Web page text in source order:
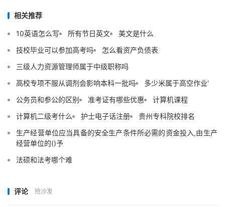
相关推荐
10英语怎么写 所有节日英文
美文是什么
技校毕业可以参加高考吗
怎么看资产负债表
三级人力资源管理师属于中级职称吗
高校专项不服从调剂会影响本科一批吗
多少米属于高空作业‘
公务员和参公的区别
准考证有哪些优惠
计算机课程
计算机二级考什么
护士电子话注册
贵州专科院校排名
生产经营单位应当具备的安全生产条件所必需的资金投入,由生产
经营单位的()予
法硕和法考哪个难
评论 抢沙发